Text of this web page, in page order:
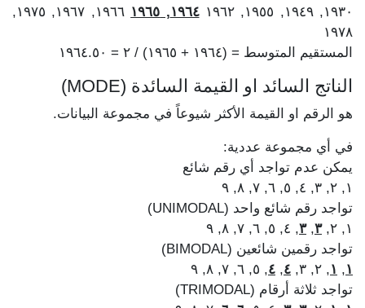
١٩٣٠, ١٩٤٩, ١٩٥٥, ١٩٦٢
١٩٦٤, ١٩٦٥
١٩٦٦, ١٩٦٧, ١٩٧٥,
١٩٧٨
المستقيم المتوسط = (١٩٦٤ + ١٩٦٥) / ٢ = ١٩٦٤.٥٠
الناتج السائد او القيمة السائدة (MODE)
هو الرقم او القيمة الأكثر شيوعاً في مجموعة البيانات.
في أي مجموعة عددية:
يمكن عدم تواجد أي رقم شائع
١, ٢, ٣, ٤, ٥, ٦, ٧, ٨, ٩
تواجد رقم شائع واحد (UNIMODAL)
١, ٢,
٣,٣, ٤, ٥, ٦, ٧, ٨, ٩
تواجد رقمين شائعين (BIMODAL)
١, ١, ٢, ٣, ٤, ٤, ٥, ٦, ٧, ٨, ٩
تواجد ثلاثة أرقام (TRIMODAL)